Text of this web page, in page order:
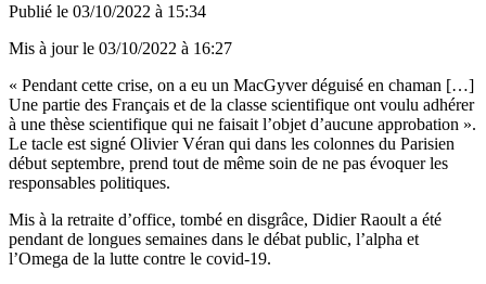
Publié le 03/10/2022 à 15:34
Mis à jour le 03/10/2022 à 16:27
« Pendant cette crise, on a eu un MacGyver déguisé en chaman […]
Une partie des Français et de la classe scientifique ont voulu adhérer
à une thèse scientifique qui ne faisait l’objet d’aucune approbation ».
Le tacle est signé Olivier Véran qui dans les colonnes du Parisien
début septembre, prend tout de même soin de ne pas évoquer les
responsables politiques.
Mis à la retraite d’office, tombé en disgrâce, Didier Raoult a été
pendant de longues semaines dans le débat public, l’alpha et
l’Omega de la lutte contre le covid-19.